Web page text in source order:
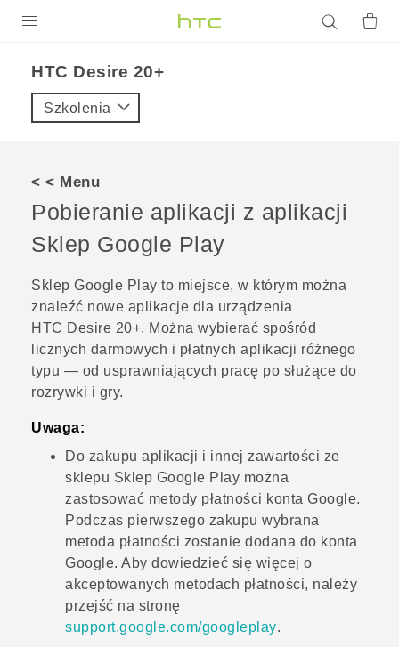
VIVE
VIVERSE
POMOC TECHNICZNA
Urządzenia i akcesoria HTC
HTC Desire 20+‎
Szkolenia
< < Menu
Pobieranie aplikacji z aplikacji
Sklep Google Play
Sklep Google Play to miejsce, w którym można
znaleźć nowe aplikacje dla urządzenia
HTC Desire 20‍+. Można wybierać spośród
licznych darmowych i płatnych aplikacji różnego
typu — od usprawniających pracę po służące do
rozrywki i gry.
Uwaga:
Do zakupu aplikacji i innej zawartości ze
sklepu Sklep Google Play można
zastosować metody płatności konta Google.
Podczas pierwszego zakupu wybrana
metoda płatności zostanie dodana do konta
Google. Aby dowiedzieć się więcej o
akceptowanych metodach płatności, należy
przejść na stronę
support.google.com/googleplay.